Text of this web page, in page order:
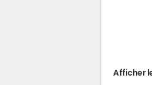
Afficher